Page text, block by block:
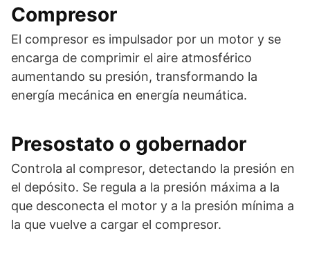
Compresor
El compresor es impulsador por un motor y se
encarga de comprimir el aire atmosférico
aumentando su presión, transformando la
energía mecánica en energía neumática.
Presostato o gobernador
Controla al compresor, detectando la presión en
el depósito. Se regula a la presión máxima a la
que desconecta el motor y a la presión mínima a
la que vuelve a cargar el compresor.